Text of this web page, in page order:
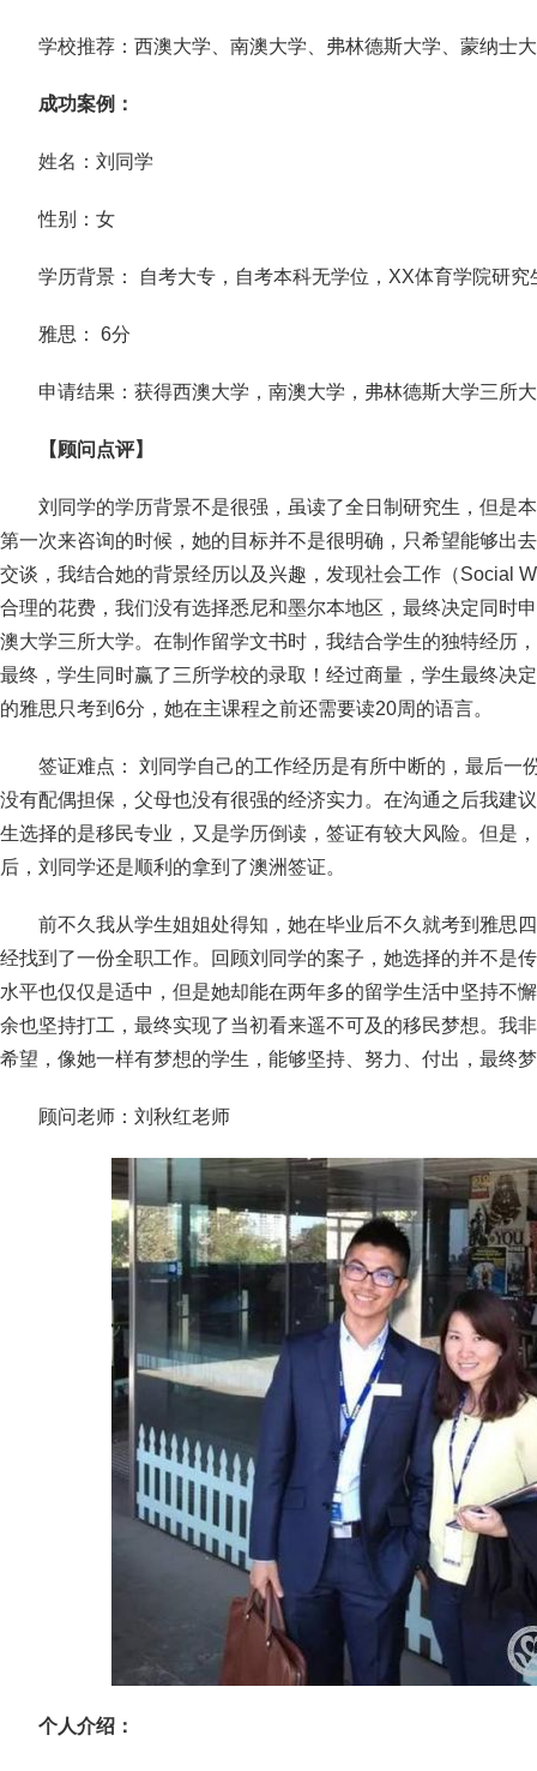
学校推荐：西澳大学、南澳大学、弗林德斯大学、蒙纳士
成功案例：
姓名：刘同学
性别：女
学历背景： 自考大专，自考本科无学位，XX体育学院研究
雅思： 6分
申请结果：获得西澳大学，南澳大学，弗林德斯大学三所
【顾问点评】
刘同学的学历背景不是很强，虽读了全日制研究生，但是
第一次来咨询的时候，她的目标并不是很明确，只希望能够出
交谈，我结合她的背景经历以及兴趣，发现社会工作（Social
合理的花费，我们没有选择悉尼和墨尔本地区，最终决定同时
澳大学三所大学。在制作留学文书时，我结合学生的独特经历
最终，学生同时赢了三所学校的录取！经过商量，学生最终决
的雅思只考到6分，她在主课程之前还需要读20周的语言。
签证难点： 刘同学自己的工作经历是有所中断的，最后一
没有配偶担保，父母也没有很强的经济实力。在沟通之后我建
生选择的是移民专业，又是学历倒读，签证有较大风险。但是
后，刘同学还是顺利的拿到了澳洲签证。
前不久我从学生姐姐处得知，她在毕业后不久就考到雅思
经找到了一份全职工作。回顾刘同学的案子，她选择的并不是
水平也仅仅是适中，但是她却能在两年多的留学生活中坚持不
余也坚持打工，最终实现了当初看来遥不可及的移民梦想。我
希望，像她一样有梦想的学生，能够坚持、努力、付出，最终
顾问老师：刘秋红老师
个人介绍：